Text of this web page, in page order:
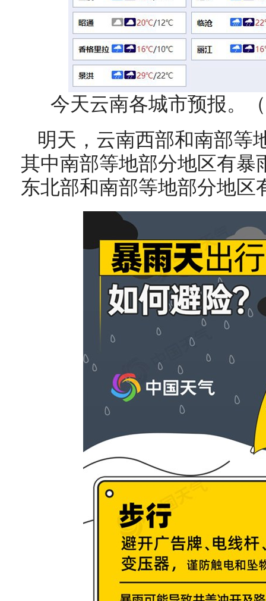
今天云南各城市预报。
明天，云南西部和南部等
其中南部等地部分地区有暴
东北部和南部等地部分地区